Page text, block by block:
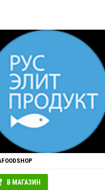
В МАГАЗИН